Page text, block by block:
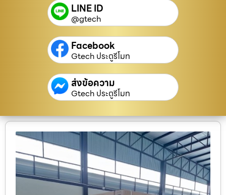
LINE ID
@gtech
Facebook
Gtech ประตูรีโมท
ส่งข้อความ
Gtech ประตูรีโมท